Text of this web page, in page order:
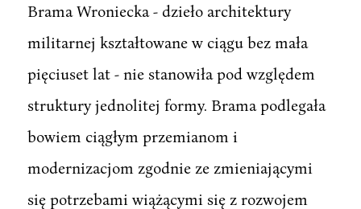
Brama Wroniecka - dzieło architektury
militarnej kształtowane w ciągu bez mała
pięciuset lat - nie stanowiła pod względem
struktury jednolitej formy. Brama podlegała
bowiem ciągłym przemianom i
modernizacjom zgodnie ze zmieniającymi
się potrzebami wiążącymi się z rozwojem